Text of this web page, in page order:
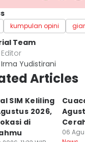
kumpulan opini
Team
Editor
Irma Yudistirani
Articles
SIM Keliling
2026,
di
06